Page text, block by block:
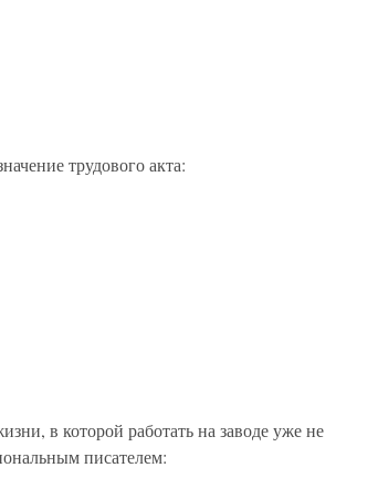
трудового акта:
в которой работать на заводе уже не
писателем: